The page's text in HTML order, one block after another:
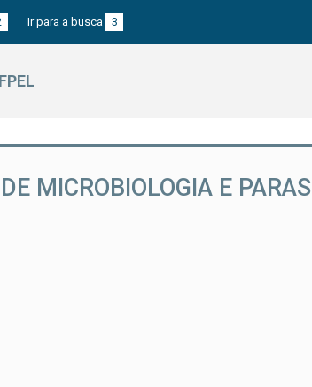
Ir para a busca 3
MICROBIOLOGIA E